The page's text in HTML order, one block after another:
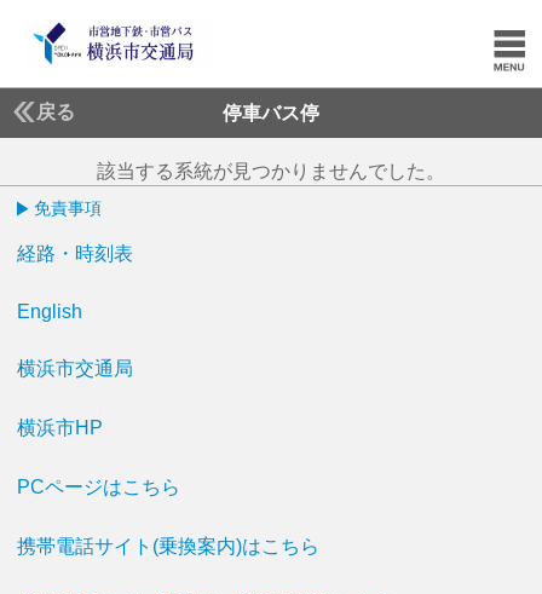
戻る 停車バス停
該当する系統が見つかりませんでした。
免責事項
経路・時刻表
English
横浜市交通局
横浜市HP
PCページはこちら
携帯電話サイト(乗換案内)はこちら